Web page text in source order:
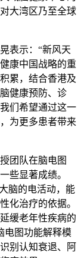
大湾区乃至全球
表示：“新风天
康中国战略的重
累，结合香港及
健康预防、诊
们希望通过这一
为更多患者带来
团队在脑电图
些显著成绩。
脑的电活动，能
化治疗的依据。
缓老年性疾病的
电图功能解释模
别认知衰退、阿